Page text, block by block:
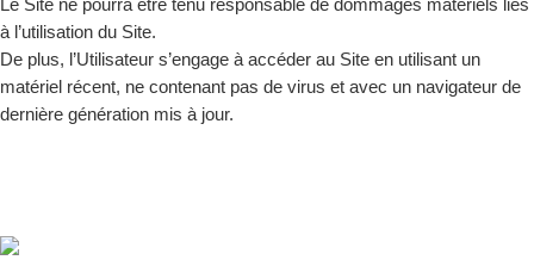
Le Site ne pourra être tenu responsable de dommages matériels liés
à l’utilisation du Site.
De plus, l’Utilisateur s’engage à accéder au Site en utilisant un
matériel récent, ne contenant pas de virus et avec un navigateur de
dernière génération mis à jour.